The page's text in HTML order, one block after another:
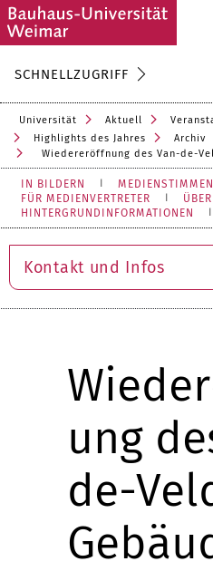
SCHNELLZUGRIFF
Universität Aktuell
Highlights des Jahres
Archiv
Wiedereröffnung des Van-de-
IN BILDERN
MEDIENSTIMMEN
FÜR MEDIENVERTRETER
HINTERGRUNDINFORMATIONEN
Kontakt und Infos
ung
de-